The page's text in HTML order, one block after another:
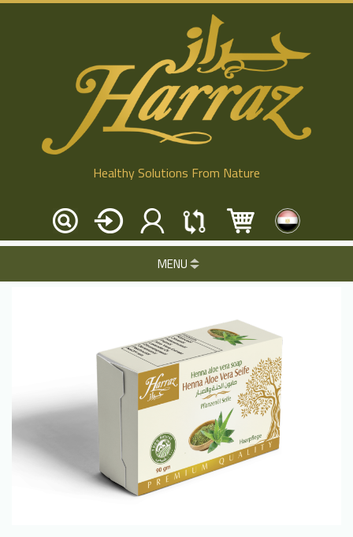
Healthy Solutions From Nature
MENU